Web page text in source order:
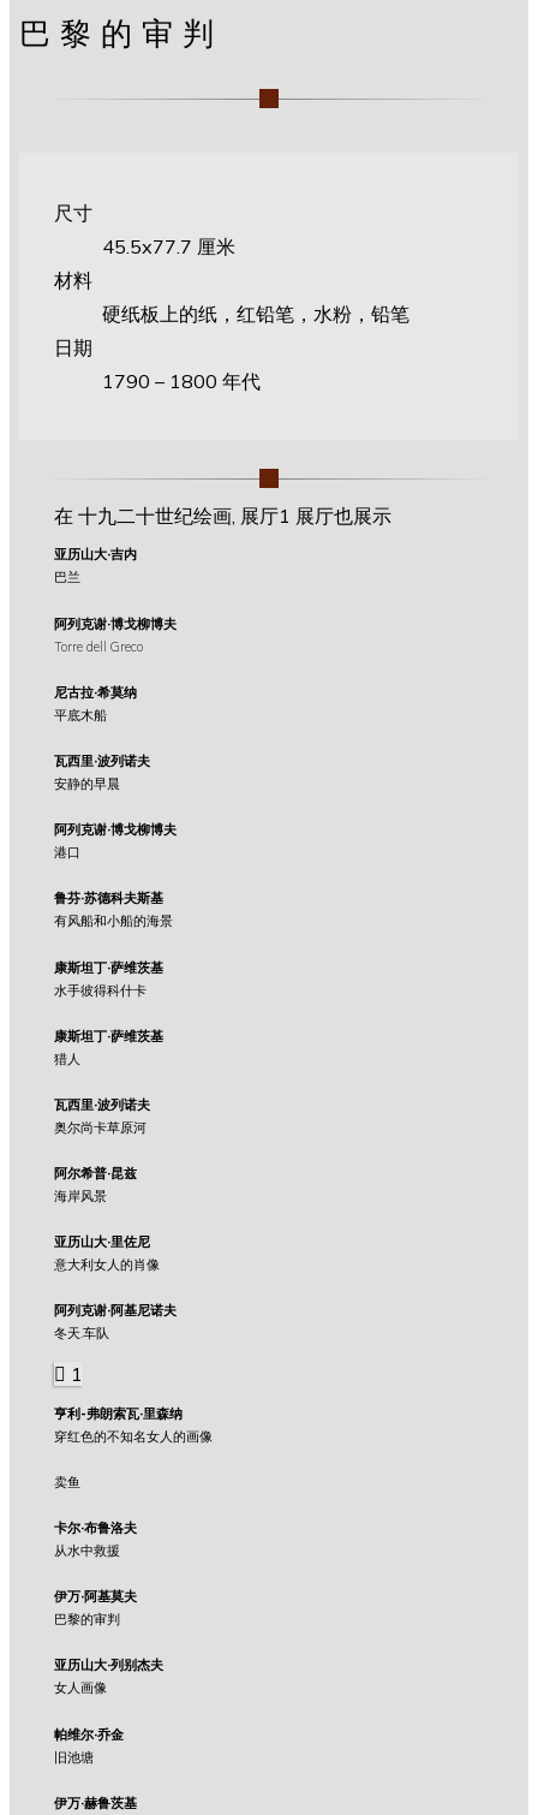
巴黎的审判
尺寸
45.5х77.7 厘米
材料
硬纸板上的纸，红铅笔，水粉，铅笔
日期
1790 – 1800 年代
在 十九二十世纪绘画, 展厅1 展厅也展示
亚历山大·吉内
巴兰
阿列克谢·博戈柳博夫
Torre dell Greco
尼古拉·希莫纳
平底木船
瓦西里·波列诺夫
安静的早晨
阿列克谢·博戈柳博夫
港口
鲁芬·苏德科夫斯基
有风船和小船的海景
康斯坦丁·萨维茨基
水手彼得科什卡
康斯坦丁·萨维茨基
猎人
瓦西里·波列诺夫
奥尔尚卡草原河
阿尔希普·昆兹
海岸风景
亚历山大·里佐尼
意大利女人的肖像
阿列克谢·阿基尼诺夫
冬天.车队
1
亨利-弗朗索瓦·里森纳
穿红色的不知名女人的画像
卖鱼
卡尔·布鲁洛夫
从水中救援
伊万·阿基莫夫
巴黎的审判
亚历山大·列别杰夫
女人画像
帕维尔·乔金
旧池塘
伊万·赫鲁茨基